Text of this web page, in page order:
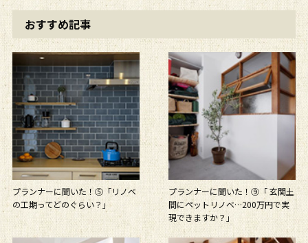
おすすめ記事
プランナーに聞いた！⑤「リノベ
の工期ってどのぐらい？」
プランナーに聞いた！⑨「 玄関土
間にペットリノベ…200万円で実
現できますか？」